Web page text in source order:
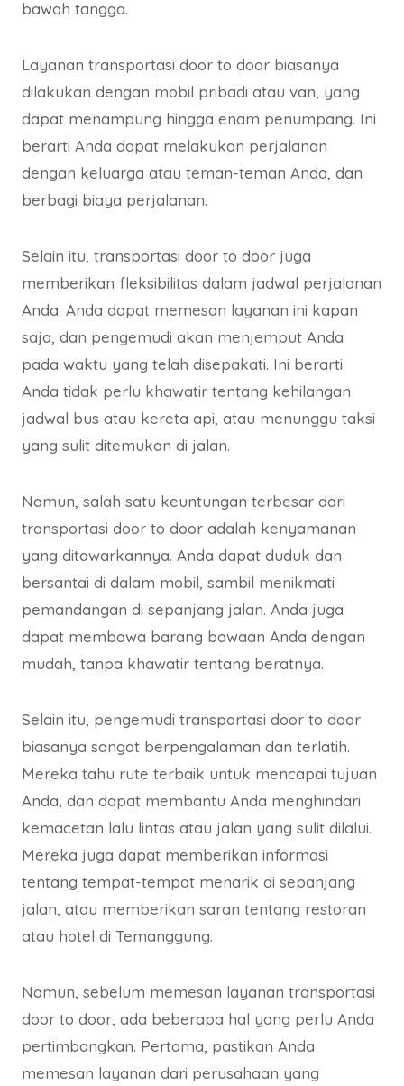
bawah tangga.
Layanan transportasi door to door biasanya
dilakukan dengan mobil pribadi atau van, yang
dapat menampung hingga enam penumpang. Ini
berarti Anda dapat melakukan perjalanan
dengan keluarga atau teman-teman Anda, dan
berbagi biaya perjalanan.
Selain itu, transportasi door to door juga
memberikan fleksibilitas dalam jadwal perjalanan
Anda. Anda dapat memesan layanan ini kapan
saja, dan pengemudi akan menjemput Anda
pada waktu yang telah disepakati. Ini berarti
Anda tidak perlu khawatir tentang kehilangan
jadwal bus atau kereta api, atau menunggu taksi
yang sulit ditemukan di jalan.
Namun, salah satu keuntungan terbesar dari
transportasi door to door adalah kenyamanan
yang ditawarkannya. Anda dapat duduk dan
bersantai di dalam mobil, sambil menikmati
pemandangan di sepanjang jalan. Anda juga
dapat membawa barang bawaan Anda dengan
mudah, tanpa khawatir tentang beratnya.
Selain itu, pengemudi transportasi door to door
biasanya sangat berpengalaman dan terlatih.
Mereka tahu rute terbaik untuk mencapai tujuan
Anda, dan dapat membantu Anda menghindari
kemacetan lalu lintas atau jalan yang sulit dilalui.
Mereka juga dapat memberikan informasi
tentang tempat-tempat menarik di sepanjang
jalan, atau memberikan saran tentang restoran
atau hotel di Temanggung.
Namun, sebelum memesan layanan transportasi
door to door, ada beberapa hal yang perlu Anda
pertimbangkan. Pertama, pastikan Anda
memesan layanan dari perusahaan yang